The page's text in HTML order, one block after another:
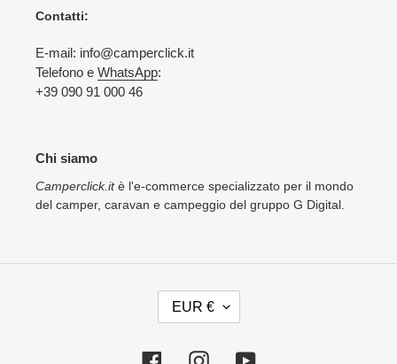
Contatti:
E-mail: info@camperclick.it
Telefono e WhatsApp:
+39 090 91 000 46
Chi siamo
Camperclick.itè l'e-commerce specializzato per il mondo
del camper, caravan e campeggio del gruppo G Digital.
U
EUR €
FacebookInstagramYouTube